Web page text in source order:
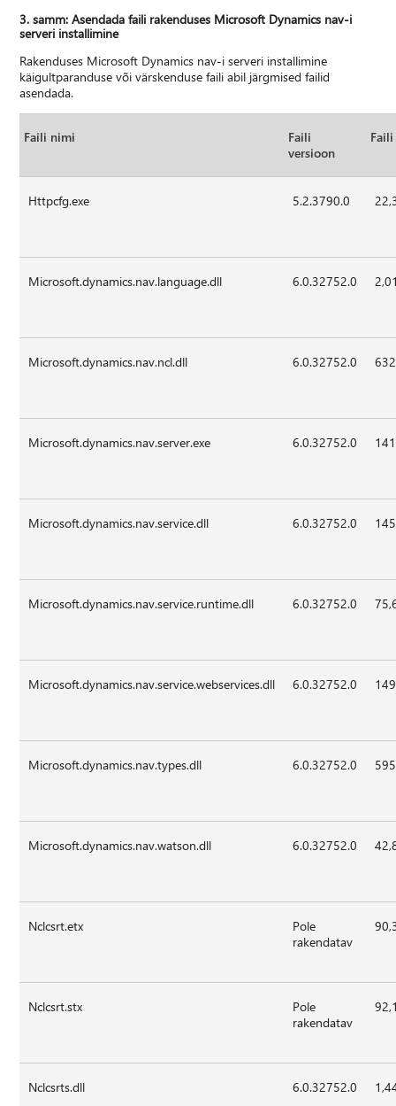
3. samm: Asendada faili rakenduses Microsoft Dynamics nav-i
serveri installimine
Rakenduses Microsoft Dynamics nav-i serveri installimine
käigultparanduse või värskenduse faili abil järgmised failid
asendada.
Faili nimi
Faili
versioon
Httpcfg.exe 5.2.3790.0
Microsoft.dynamics.nav.language.dll 6.0.32752.0
Microsoft.dynamics.nav.ncl.dll 6.0.32752.0
Microsoft.dynamics.nav.server.exe 6.0.32752.0
Microsoft.dynamics.nav.service.dll 6.0.32752.0
Microsoft.dynamics.nav.service.runtime.dll 6.0.32752.0
Microsoft.dynamics.nav.service.webservices.dll 6.0.32752.0
Microsoft.dynamics.nav.types.dll 6.0.32752.0
Microsoft.dynamics.nav.watson.dll 6.0.32752.0
Nclcsrt.etx
Pole
rakendatav
Nclcsrt.stx
Pole
rakendatav
Nclcsrts.dll 6.0.32752.0